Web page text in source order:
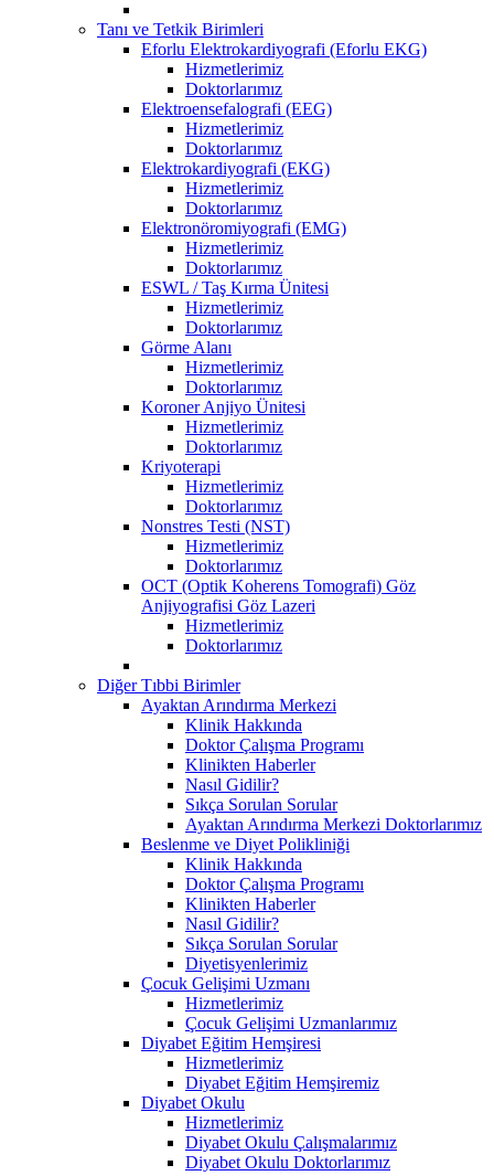
Tanı ve Tetkik Birimleri
Eforlu Elektrokardiyografi (Eforlu EKG)
Hizmetlerimiz
Doktorlarımız
Elektroensefalografi (EEG)
Hizmetlerimiz
Doktorlarımız
Elektrokardiyografi (EKG)
Hizmetlerimiz
Doktorlarımız
Elektronöromiyografi (EMG)
Hizmetlerimiz
Doktorlarımız
ESWL / Taş Kırma Ünitesi
Hizmetlerimiz
Doktorlarımız
Görme Alanı
Hizmetlerimiz
Doktorlarımız
Koroner Anjiyo Ünitesi
Hizmetlerimiz
Doktorlarımız
Kriyoterapi
Hizmetlerimiz
Doktorlarımız
Nonstres Testi (NST)
Hizmetlerimiz
Doktorlarımız
OCT (Optik Koherens Tomografi) Göz
Anjiyografisi Göz Lazeri
Hizmetlerimiz
Doktorlarımız
Diğer Tıbbi Birimler
Ayaktan Arındırma Merkezi
Klinik Hakkında
Doktor Çalışma Programı
Klinikten Haberler
Nasıl Gidilir?
Sıkça Sorulan Sorular
Ayaktan Arındırma Merkezi Doktorlarımız
Beslenme ve Diyet Polikliniği
Klinik Hakkında
Doktor Çalışma Programı
Klinikten Haberler
Nasıl Gidilir?
Sıkça Sorulan Sorular
Diyetisyenlerimiz
Çocuk Gelişimi Uzmanı
Hizmetlerimiz
Çocuk Gelişimi Uzmanlarımız
Diyabet Eğitim Hemşiresi
Hizmetlerimiz
Diyabet Eğitim Hemşiremiz
Diyabet Okulu
Hizmetlerimiz
Diyabet Okulu Çalışmalarımız
Diyabet Okulu Doktorlarımız